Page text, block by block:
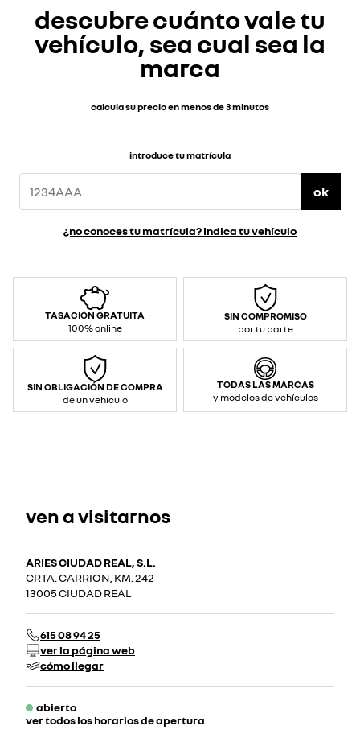
descubre cuánto vale tu
vehículo, sea cual sea la
marca
calcula su precio en menos de 3 minutos
introduce tu matrícula
ok
¿no conoces tu matrícula? Indica tu vehículo
TASACIÓN GRATUITA
100% online
SIN COMPROMISO
por tu parte
SIN OBLIGACIÓN DE COMPRA
de un vehículo
TODAS LAS MARCAS
y modelos de vehículos
ven a visitarnos
ARIES CIUDAD REAL, S.L.
CRTA. CARRION, KM. 242
13005 CIUDAD REAL
615 08 94 25
ver la página web
cómo llegar
abierto
ver todos los horarios de apertura